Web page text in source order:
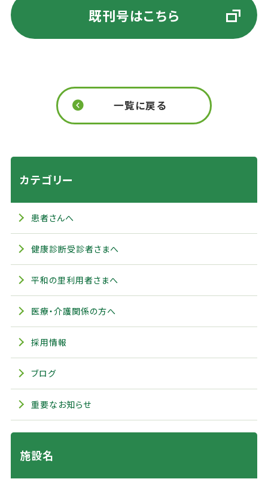
既刊号はこちら
一覧に戻る
カテゴリー
患者さんへ
健康診断受診者さまへ
平和の里利用者さまへ
医療・介護関係の方へ
採用情報
ブログ
重要なお知らせ
施設名